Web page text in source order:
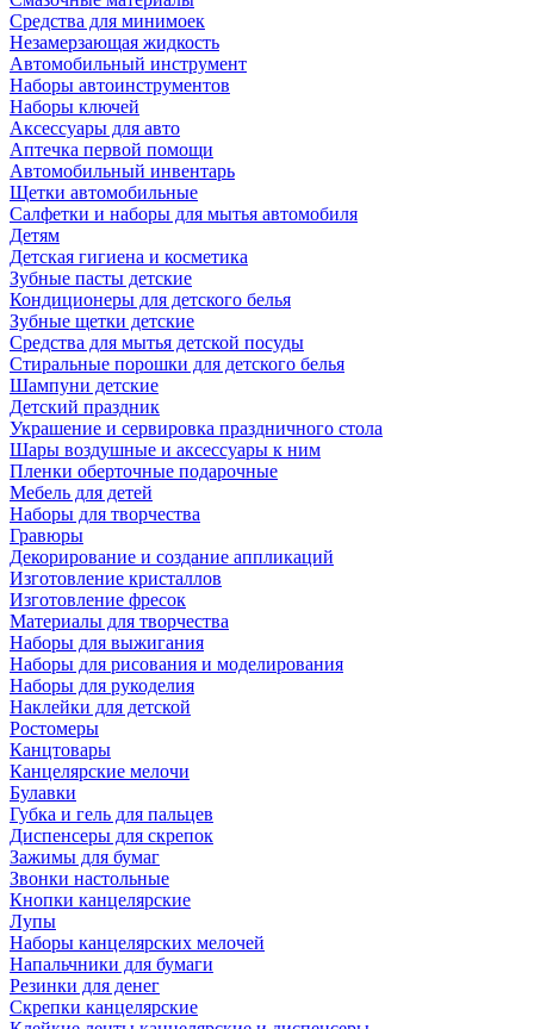
Средства для минимоек
Незамерзающая жидкость
Автомобильный инструмент
Наборы автоинструментов
Наборы ключей
Аксессуары для авто
Аптечка первой помощи
Автомобильный инвентарь
Щетки автомобильные
Салфетки и наборы для мытья автомобиля
Детям
Детская гигиена и косметика
Зубные пасты детские
Кондиционеры для детского белья
Зубные щетки детские
Средства для мытья детской посуды
Стиральные порошки для детского белья
Шампуни детские
Детский праздник
Украшение и сервировка праздничного стола
Шары воздушные и аксессуары к ним
Пленки оберточные подарочные
Мебель для детей
Наборы для творчества
Гравюры
Декорирование и создание аппликаций
Изготовление кристаллов
Изготовление фресок
Материалы для творчества
Наборы для выжигания
Наборы для рисования и моделирования
Наборы для рукоделия
Наклейки для детской
Ростомеры
Канцтовары
Канцелярские мелочи
Булавки
Губка и гель для пальцев
Диспенсеры для скрепок
Зажимы для бумаг
Звонки настольные
Кнопки канцелярские
Лупы
Наборы канцелярских мелочей
Напальчники для бумаги
Резинки для денег
Скрепки канцелярские